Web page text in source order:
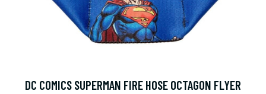
DC COMICS SUPERMAN FIRE HOSE OCTAGON FLYER